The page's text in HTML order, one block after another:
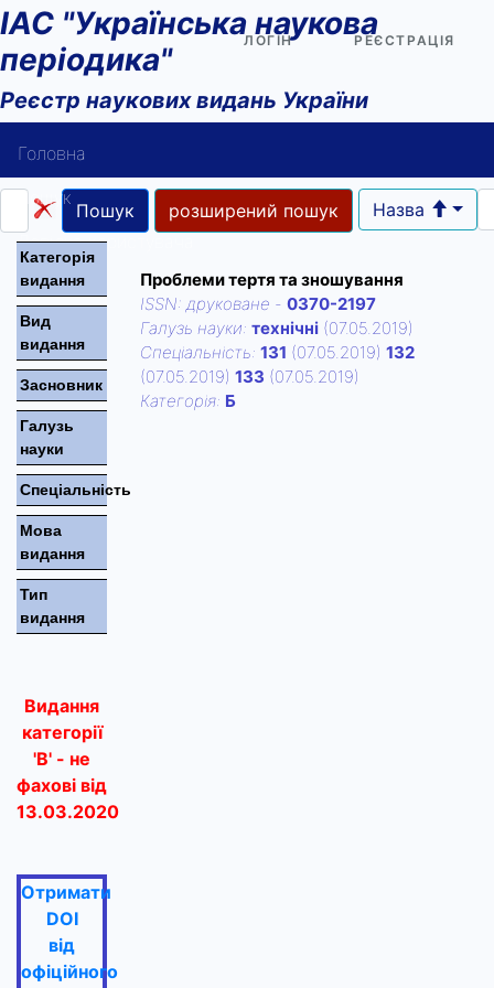
ІАС "Українська наукова
періодика"
Реєстр наукових видань України
ЛОГІН РЕЄСТРАЦІЯ
Головна
Пошук
Довідка користувача
Контакти
Пошук розширений пошук Назва
Категорiя
видання
Вид
видання
Засновник
Галузь
науки
Спецiальнiсть
Мова
видання
Тип
видання
Видання
категорії
'В' - не
фахові від
13.03.2020
Отримати
DOI
від
офіційного
Проблеми тертя та зношування
ISSN: друковане - 0370-2197
Галузь науки: технічні (07.05.2019)
Спецiальнiсть: 131 (07.05.2019) 132
(07.05.2019) 133 (07.05.2019)
Категорiя: Б